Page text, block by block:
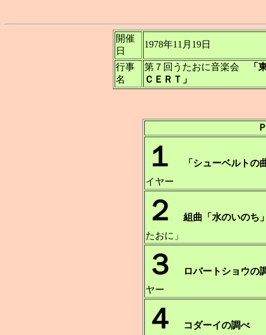
開催
日
1978年11月19日
行事
名
第７回うたおに音楽会
「
ＣＥＲＴ」
１
「シューベルトの
イヤー
２
組曲「水のいのち
たおに」
３
ロバートショウ
ヤー
４
コダ